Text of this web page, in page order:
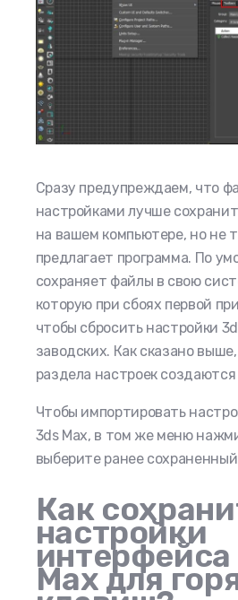
Сразу предупреждаем, что
настройками лучше
на вашем компьютере, но не
предлагает программа. По
сохраняет файлы в свою
которую при сбоях первой
чтобы сбросить настройки
заводских. Как сказано
раздела настроек
Чтобы импортировать
3ds Max, в том же меню
выберите ранее
Как
настройки
Max для